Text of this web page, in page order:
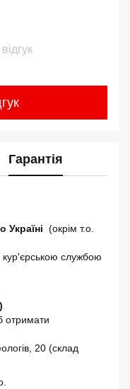
Гарантія
Україні (окрім т.о.
кур'єрською службою
отримати
20 (склад